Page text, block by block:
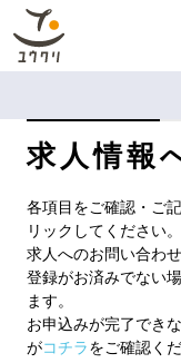
求人情報
各項目をご確認・ご
リックしてください。
求人へのお問い合わ
登録がお済みでない場
ます。
お申込みが完了でき
がコチラをご確認くだ